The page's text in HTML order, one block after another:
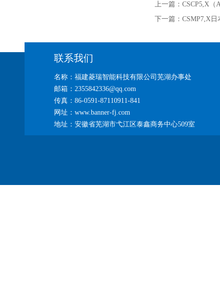
上一篇： CSCP5,X（
下一篇： CSMP7,X
联系我们
名称：福建菱瑞智能科技有限公司芜湖办事处
邮箱：2355842336@qq.com
传真：86-0591-87110911-841
网址：www.banner-fj.com
地址：安徽省芜湖市弋江区泰鑫商务中心509室